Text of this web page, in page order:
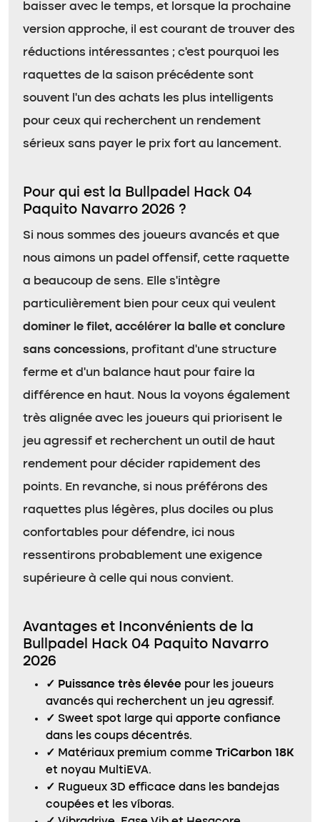
baisser avec le temps, et lorsque la prochaine
version approche, il est courant de trouver des
réductions intéressantes ; c’est pourquoi les
raquettes de la saison précédente sont
souvent l’un des achats les plus intelligents
pour ceux qui recherchent un rendement
sérieux sans payer le prix fort au lancement.
Pour qui est la Bullpadel Hack 04
Paquito Navarro 2026 ?
Si nous sommes des joueurs avancés et que
nous aimons un padel offensif, cette raquette
a beaucoup de sens. Elle s’intègre
particulièrement bien pour ceux qui veulent
dominer le filet, accélérer la balle et conclure
sans concessions, profitant d’une structure
ferme et d’un balance haut pour faire la
différence en haut. Nous la voyons également
très alignée avec les joueurs qui priorisent le
jeu agressif et recherchent un outil de haut
rendement pour décider rapidement des
points. En revanche, si nous préférons des
raquettes plus légères, plus dociles ou plus
confortables pour défendre, ici nous
ressentirons probablement une exigence
supérieure à celle qui nous convient.
Avantages et Inconvénients de la
Bullpadel Hack 04 Paquito Navarro
2026
✓ Puissance très élevée pour les joueurs
avancés qui recherchent un jeu agressif.
✓ Sweet spot large qui apporte confiance
dans les coups décentrés.
✓ Matériaux premium comme TriCarbon 18K
et noyau MultiEVA.
✓ Rugueux 3D efficace dans les bandejas
coupées et les víboras.